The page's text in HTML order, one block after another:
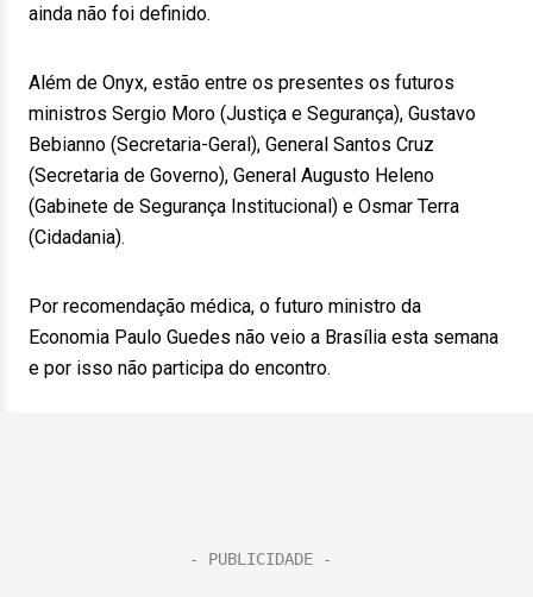
ainda não foi definido.
Além de Onyx, estão entre os presentes os futuros
ministros Sergio Moro (Justiça e Segurança), Gustavo
Bebianno (Secretaria-Geral), General Santos Cruz
(Secretaria de Governo), General Augusto Heleno
(Gabinete de Segurança Institucional) e Osmar Terra
(Cidadania).
Por recomendação médica, o futuro ministro da
Economia Paulo Guedes não veio a Brasília esta semana
e por isso não participa do encontro.